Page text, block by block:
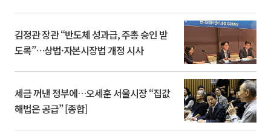
김정관 장관 “반도체 성과급, 주총 승인 받
도록”…상법·자본시장법 개정 시사
세금 꺼낸 정부에…오세훈 서울시장 “집값
해법은 공급” [종합]